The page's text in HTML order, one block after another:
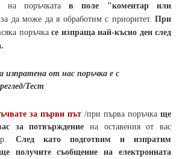
на поръчкатав поле "коментар или
за да може да я обработим с приоритет. При
поръчка се изпраща най-късно ден след
изпратена от нас поръчка е с
Тест
за първи път /при първа поръчка ще
за потвърждение на оставения от вас
След като подготвим и изпратим
получите съобщение на електронната